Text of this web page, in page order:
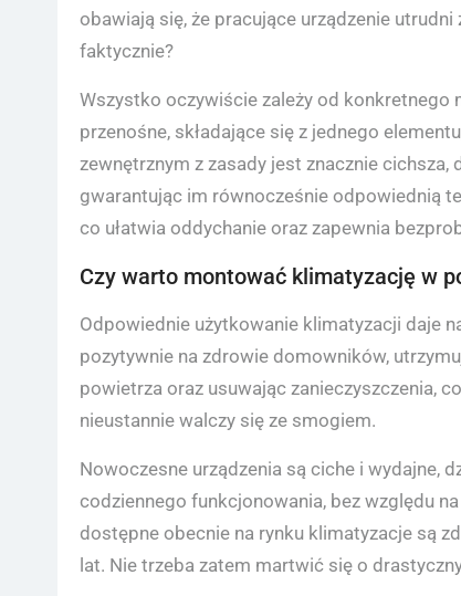
obawiają się, że pracujące urządzenie
faktycznie?
Wszystko oczywiście zależy od konkretnego
przenośne, składające się z jednego
zewnętrznym z zasady jest znacznie
gwarantując im równocześnie odpowiednią
co ułatwia oddychanie oraz zapewnia
Czy warto montować klimatyzację w
Odpowiednie użytkowanie klimatyzacji daje
pozytywnie na zdrowie domowników,
powietrza oraz usuwając zanieczyszczenia,
nieustannie walczy się ze smogiem.
Nowoczesne urządzenia są ciche i wydajne,
codziennego funkcjonowania, bez względu
dostępne obecnie na rynku klimatyzacje są
lat. Nie trzeba zatem martwić się o